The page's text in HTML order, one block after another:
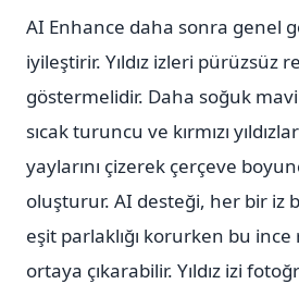
AI Enhance daha sonra genel
iyileştirir. Yıldız izleri pürüzsüz
göstermelidir. Daha soğuk mavi
sıcak turuncu ve kırmızı
yaylarını çizerek çerçeve
oluşturur. AI desteği, her bir iz
eşit parlaklığı korurken bu ince
ortaya çıkarabilir. Yıldız izi